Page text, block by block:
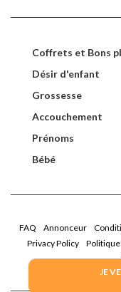
JE
Coffrets et Bons
Désir d'enfant
Grossesse
Accouchement
Prénoms
Bébé
FAQ Annonceur
Privacy Policy